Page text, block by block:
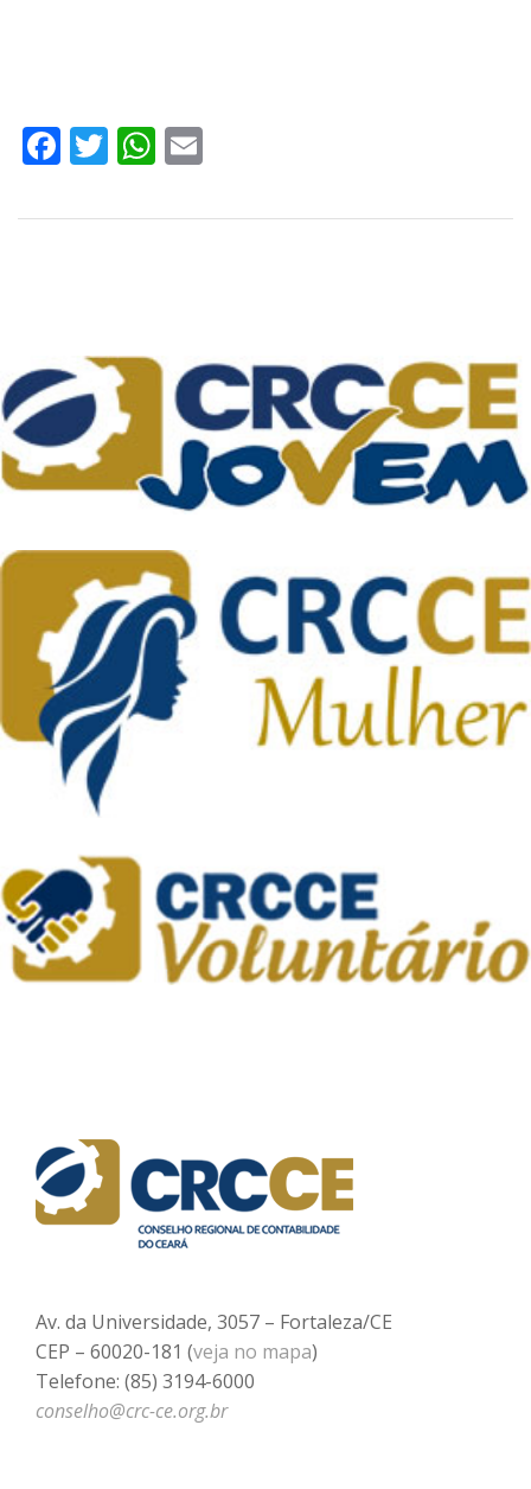
Facebook
TwitterWhatsApp
Av. da Universidade, 3057 – Fortaleza/CE
CEP – 60020-181 (veja no mapa)
Telefone: (85) 3194-6000
conselho@crc-ce.org.br